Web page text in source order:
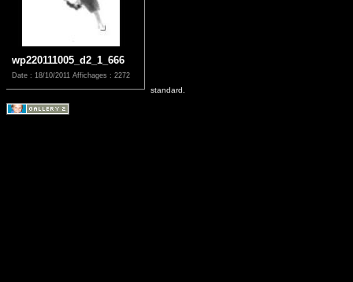
wp220111005_d2_1_666
Date : 18/10/2011 Affichages : 2272
standard.